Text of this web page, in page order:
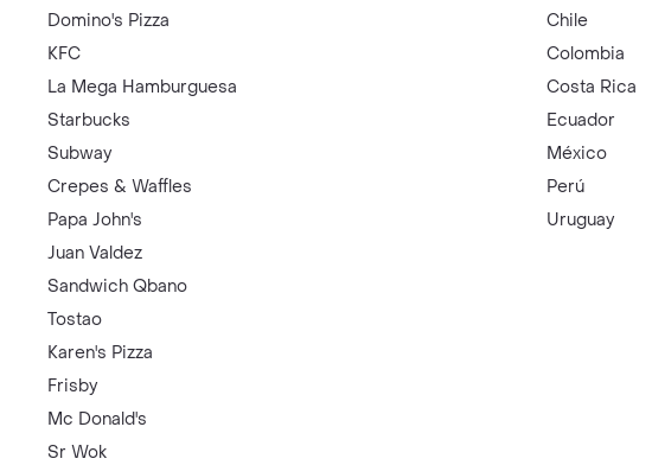
Domino's Pizza
KFC
La Mega Hamburguesa
Starbucks
Subway
Crepes & Waffles
Papa John's
Juan Valdez
Sandwich Qbano
Tostao
Karen's Pizza
Frisby
Mc Donald's
Sr Wok
Chile
Colombia
Costa Rica
Ecuador
México
Perú
Uruguay